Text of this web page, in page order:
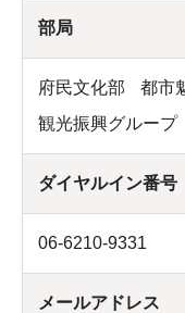
部局
府民文化部
都市
観光振興グループ
ダイヤルイン番号
06-6210-9331
メールアドレス